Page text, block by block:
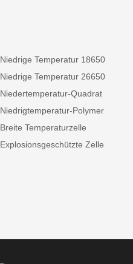
Niedrige Temperatur 18650
Niedrige Temperatur 26650
Niedertemperatur-Quadrat
Niedrigtemperatur-Polymer
Breite Temperaturzelle
Explosionsgeschützte Zelle